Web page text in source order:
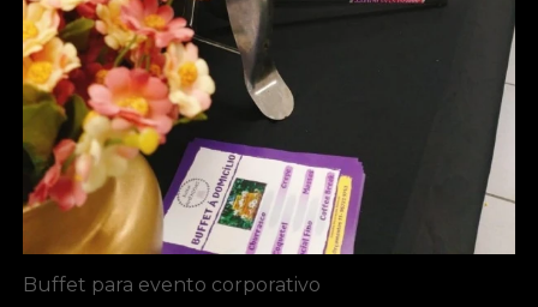
Buffet para evento corporativo